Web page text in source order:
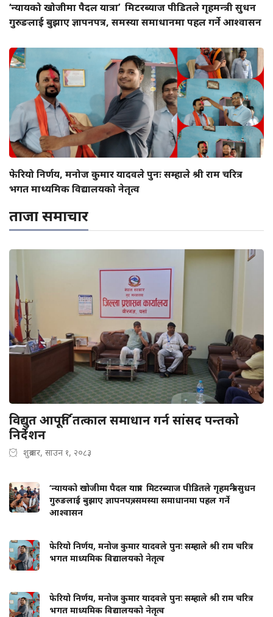
‘न्यायको खोजीमा पैदल यात्रा’ मिटरब्याज पीडितले गृहमन्त्री सुधन
गुरुङलाई बुझाए ज्ञापनपत्र, समस्या समाधानमा पहल गर्ने आश्वासन
फेरियो निर्णय, मनोज कुमार यादवले पुनः सम्हाले श्री राम चरित्र
भगत माध्यमिक विद्यालयको नेतृत्व
ताजा समाचार
विद्युत आपूर्ति तत्काल समाधान गर्न सांसद पन्तको
निर्देशन
शुक्रबार, साउन १, २०८३
‘न्यायको खोजीमा पैदल यात्रा’ मिटरब्याज पीडितले गृहमन्त्री सुधन
गुरुङलाई बुझाए ज्ञापनपत्र, समस्या समाधानमा पहल गर्ने
आश्वासन
फेरियो निर्णय, मनोज कुमार यादवले पुनः सम्हाले श्री राम चरित्र
भगत माध्यमिक विद्यालयको नेतृत्व
फेरियो निर्णय, मनोज कुमार यादवले पुनः सम्हाले श्री राम चरित्र
भगत माध्यमिक विद्यालयको नेतृत्व